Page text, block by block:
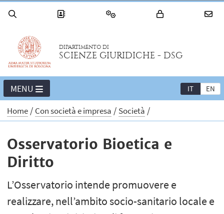
DIPARTIMENTO DI
SCIENZE GIURIDICHE - DSG
IT EN
MENU
Home Con società e impresa Società
Osservatorio Bioetica e
Diritto
L’Osservatorio intende promuovere e
realizzare, nell’ambito socio-sanitario locale e